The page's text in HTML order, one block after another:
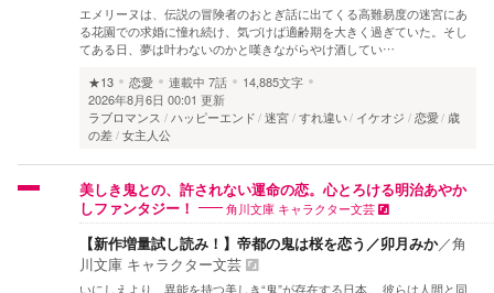
エメリーヌは、伝説の冒険者のおとぎ話に出てくる高難易度の迷宮にあ
る花園での求婚に憧れ続け、気づけば適齢期を大きく過ぎていた。そし
てある日、夢は叶わないのかと嘆きながらやけ酒してい…
★13
恋愛 連載中 7話
14,885文字
2026年8月6日 00:01 更新
ラブロマンス
ハッピーエンド 迷宮 すれ違い イケオジ 恋愛 歳
の差 女主人公
美しき鬼との、許されない運命の恋。心とろける明治あやか
しファンタジー！
角川文庫 キャラクター文芸
【新作増量試し読み！】帝都の鬼は桜を恋う／卯月みか／角
川文庫 キャラクター文芸
いにしえより、異能を持つ美しき“鬼”が存在する日本。 彼らは人間と同